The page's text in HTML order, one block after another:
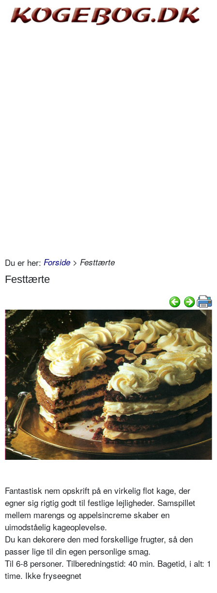
Du er her: Forside > Festtærte
Festtærte
Fantastisk nem opskrift på en virkelig flot kage, der
egner sig rigtig godt til festlige lejligheder. Samspillet
mellem marengs og appelsincreme skaber en
uimodståelig kageoplevelse.
Du kan dekorere den med forskellige frugter, så den
passer lige til din egen personlige smag.
Til 6-8 personer. Tilberedningstid: 40 min. Bagetid, i alt: 1
time. Ikke fryseegnet